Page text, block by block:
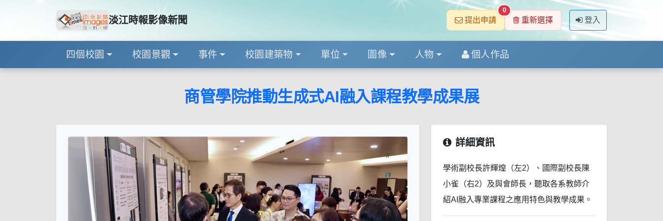
淡江時報影像新聞 提出申請
0
重新選擇 登入
四個校園 校園景觀 事件 校園建築物 單位 圖像 人物 個人作品
商管學院推動生成式AI融入課程教學成果展
詳細資訊
學術副校長許輝煌（左2）、國際副校長陳
小雀（右2）及與會師長，聽取各系教師介
紹AI融入專業課程之應用特色與教學成果。